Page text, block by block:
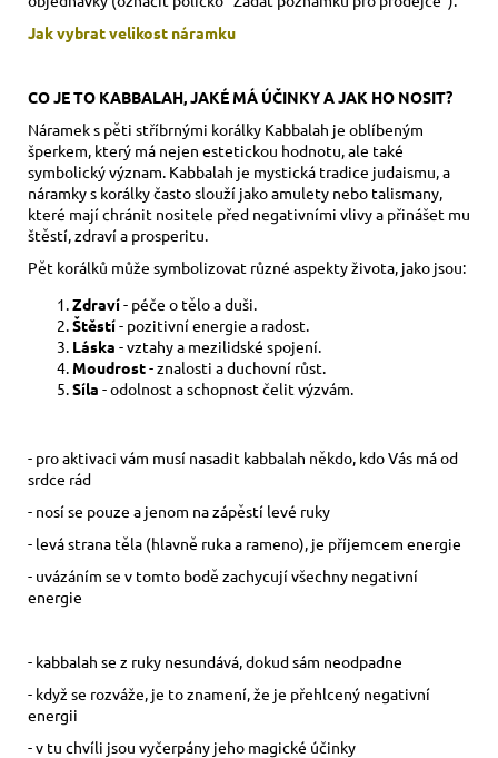
Jak vybrat velikost náramku
CO JE TO KABBALAH, JAKÉ MÁ ÚČINKY A JAK HO NOSIT?
Náramek s pěti stříbrnými korálky Kabbalah je oblíbeným
šperkem, který má nejen estetickou hodnotu, ale také
symbolický význam. Kabbalah je mystická tradice judaismu, a
náramky s korálky často slouží jako amulety nebo talismany,
které mají chránit nositele před negativními vlivy a přinášet mu
štěstí, zdraví a prosperitu.
Pět korálků může symbolizovat různé aspekty života, jako jsou:
Zdraví- péče o tělo a duši.
Štěstí- pozitivní energie a radost.
Láska - vztahy a mezilidské spojení.
Moudrost- znalosti a duchovní růst.
Síla - odolnost a schopnost čelit výzvám.
- pro aktivaci vám musí nasadit kabbalah někdo, kdo Vás má od
srdce rád
- nosí se pouze a jenom na zápěstí levé ruky
- levá strana těla (hlavně ruka a rameno), je příjemcem energie
- uvázáním se v tomto bodě zachycují všechny negativní
energie
- kabbalah se z ruky nesundává, dokud sám neodpadne
- když se rozváže, je to znamení, že je přehlcený negativní
energii
- v tu chvíli jsou vyčerpány jeho magické účinky